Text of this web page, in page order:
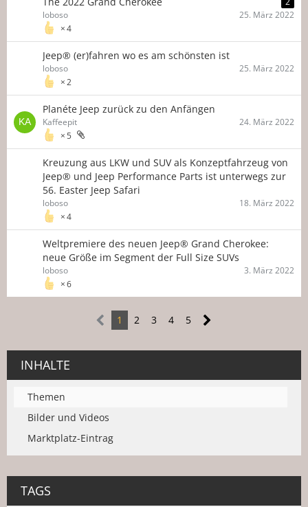
4
loboso 25. März 2022
Jeep® (er)fahren wo es am schönsten ist
2
loboso 25. März 2022
Planéte Jeep zurück zu den Anfängen
5
Kaffeepit 24. März 2022
Kreuzung aus LKW und SUV als Konzeptfahrzeug von
Jeep® und Jeep Performance Parts ist unterwegs zur
56. Easter Jeep Safari
4
loboso 18. März 2022
Weltpremiere des neuen Jeep® Grand Cherokee:
neue Größe im Segment der Full Size SUVs
6
loboso 3. März 2022
1 2 3 4 5
INHALTE
Themen
Bilder und Videos
Marktplatz-Eintrag
TAGS